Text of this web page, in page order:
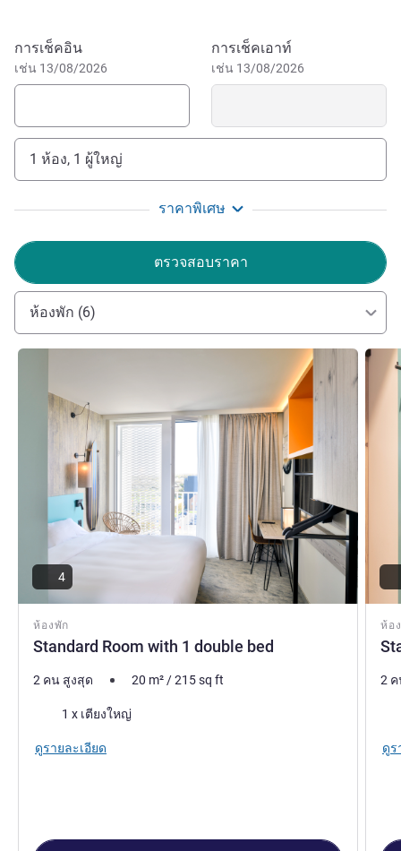
removed from the beach and dunes. Within 15 minutes of
leaving the motorway you arrive at this peaceful oasis.
Alternatively, take the coastal tram from neighbouring
Belgian coast, Bredene has plenty of natural beauty on its
doorstep. From relaxing on the beach to walks along the
coast and the Spanjaardduin, the tallest dune in the
in 1811, but also played an active role in the First and
Second World Wars. Rather spend time in town? Explore
nearby Ostend with its lively port, casino and shopping
streets.
Welcome to ibis Styles Bredene, the ideal hotel to explore
the Belgian Coast. Modern, design, comfort, these 3 words
characterise the hotel. My team and I look forward to
welcoming you to Bredene.
Jade Vandevyvere ฝ่ายบริหารโรงแรม
จองโรงแรมนี้
การเช็คอิน
เช่น 13/08/2026
การเช็คเอาท์
เช่น 13/08/2026
1 ห้อง, 1 ผู้ใหญ่
ราคาพิเศษ
ตรวจสอบราคา
ห้องพัก (6)
ห้องพัก
Standard Room with 1 double bed
ดูรายละเอียด
4
2 คน สูงสุด 20 m²/215sq ft
เครื่องนอน
1 x เตียงใหญ่
ดูรายละเอียด
ห้อ
ดูราย
2
ดูร